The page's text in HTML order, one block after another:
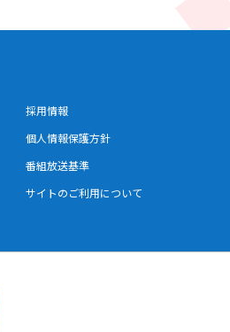
採用情報
個人情報保護方針
番組放送基準
サイトのご利用について